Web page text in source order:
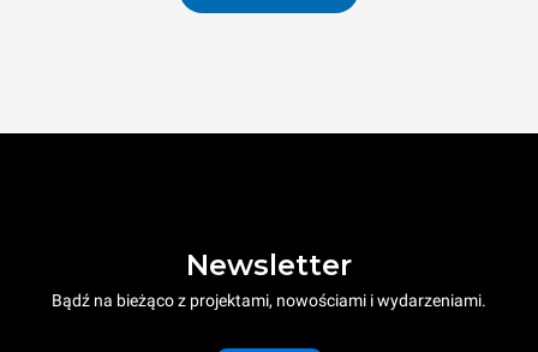
Newsletter
Bądź na bieżąco z projektami, nowościami i wydarzeniami.